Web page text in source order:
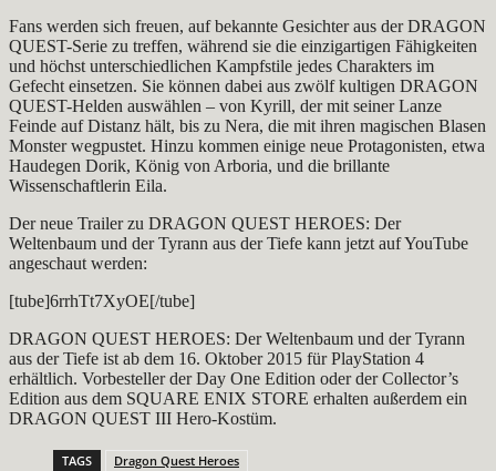
Fans werden sich freuen, auf bekannte Gesichter aus der DRAGON
QUEST-Serie zu treffen, während sie die einzigartigen Fähigkeiten
und höchst unterschiedlichen Kampfstile jedes Charakters im
Gefecht einsetzen. Sie können dabei aus zwölf kultigen DRAGON
QUEST-Helden auswählen – von Kyrill, der mit seiner Lanze
Feinde auf Distanz hält, bis zu Nera, die mit ihren magischen Blasen
Monster wegpustet. Hinzu kommen einige neue Protagonisten, etwa
Haudegen Dorik, König von Arboria, und die brillante
Wissenschaftlerin Eila.
Der neue Trailer zu DRAGON QUEST HEROES: Der
Weltenbaum und der Tyrann aus der Tiefe kann jetzt auf YouTube
angeschaut werden:
[tube]6rrhTt7XyOE[/tube]
DRAGON QUEST HEROES: Der Weltenbaum und der Tyrann
aus der Tiefe ist ab dem 16. Oktober 2015 für PlayStation 4
erhältlich. Vorbesteller der Day One Edition oder der Collector’s
Edition aus dem SQUARE ENIX STORE erhalten außerdem ein
DRAGON QUEST III Hero-Kostüm.
TAGS Dragon Quest Heroes